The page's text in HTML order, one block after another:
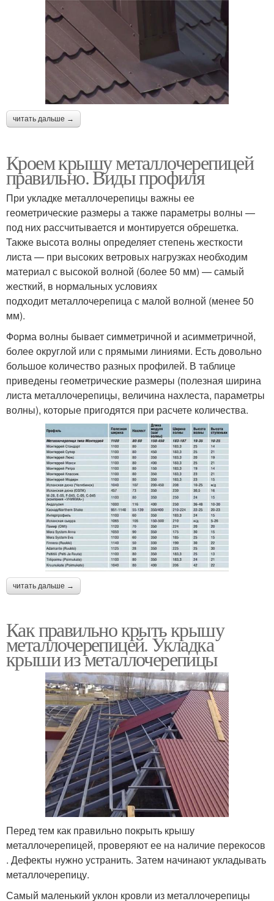
читать дальше →
Кроем крышу металлочерепицей
правильно. Виды профиля
При укладке металлочерепицы важны ее
геометрические размеры а также параметры волны —
под них рассчитывается и монтируется обрешетка.
Также высота волны определяет степень жесткости
листа — при высоких ветровых нагрузках необходим
материал с высокой волной (более 50 мм) — самый
жесткий, в нормальных условиях
подходит металлочерепица с малой волной (менее 50
мм).
Форма волны бывает симметричной и асимметричной,
более округлой или с прямыми линиями. Есть довольно
большое количество разных профилей. В таблице
приведены геометрические размеры (полезная ширина
листа металлочерепицы, величина нахлеста, параметры
волны), которые пригодятся при расчете количества.
читать дальше →
Как правильно крыть крышу
металлочерепицей. Укладка
крыши из металлочерепицы
Перед тем как правильно покрыть крышу
металлочерепицей, проверяют ее на наличие перекосов
. Дефекты нужно устранить. Затем начинают укладывать
металлочерепицу.
Самый маленький уклон кровли из металлочерепицы